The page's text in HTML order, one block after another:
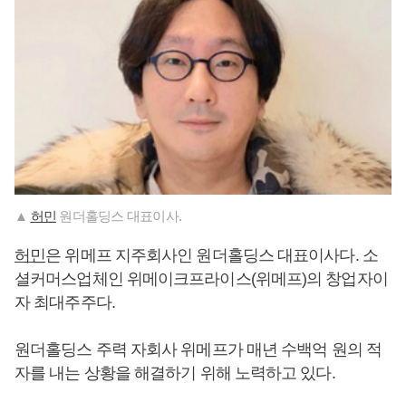
▲ 허민 원더홀딩스 대표이사.
허민은 위메프 지주회사인 원더홀딩스 대표이사다. 소
셜커머스업체인 위메이크프라이스(위메프)의 창업자이
자 최대주주다.
원더홀딩스 주력 자회사 위메프가 매년 수백억 원의 적
자를 내는 상황을 해결하기 위해 노력하고 있다.